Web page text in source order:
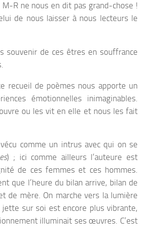
M-R ne nous en dit pas grand-chose !
de nous laisser à nous lecteurs le
souvenir de ces êtres en souffrance
recueil de poèmes nous apporte un
émotionnelles inimaginables.
ou les vit en elle et nous les fait
comme un intrus avec qui on se
) ; ici comme ailleurs l’auteure est
de ces femmes et ces hommes.
que l’heure du bilan arrive, bilan de
de mère. On marche vers la lumière
jette sur soi est encore plus vibrante,
illuminait ses œuvres. C’est